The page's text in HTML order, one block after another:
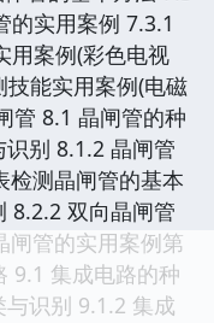
的实用案例 7.3.1
用案例(彩色电视
技能实用案例(电磁
管 8.1 晶闸管的种
别 8.1.2 晶闸管
检测晶闸管的基本
8.2.2 双向晶闸管
闸管的实用案例第
9.1 集成电路的种
识别 9.1.2 集成